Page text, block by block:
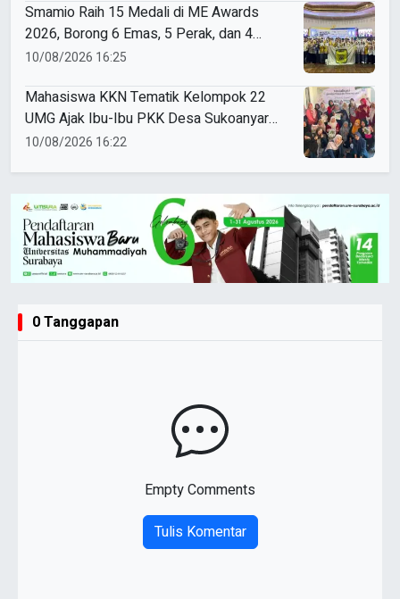
Smamio Raih 15 Medali di ME Awards
2026, Borong 6 Emas, 5 Perak, dan 4
Perunggu
10/08/2026 16:25
Mahasiswa KKN Tematik Kelompok 22
UMG Ajak Ibu-Ibu PKK Desa Sukoanyar
Berkreasi dengan Ecoprint
10/08/2026 16:22
0 Tanggapan
Empty Comments
Tulis Komentar